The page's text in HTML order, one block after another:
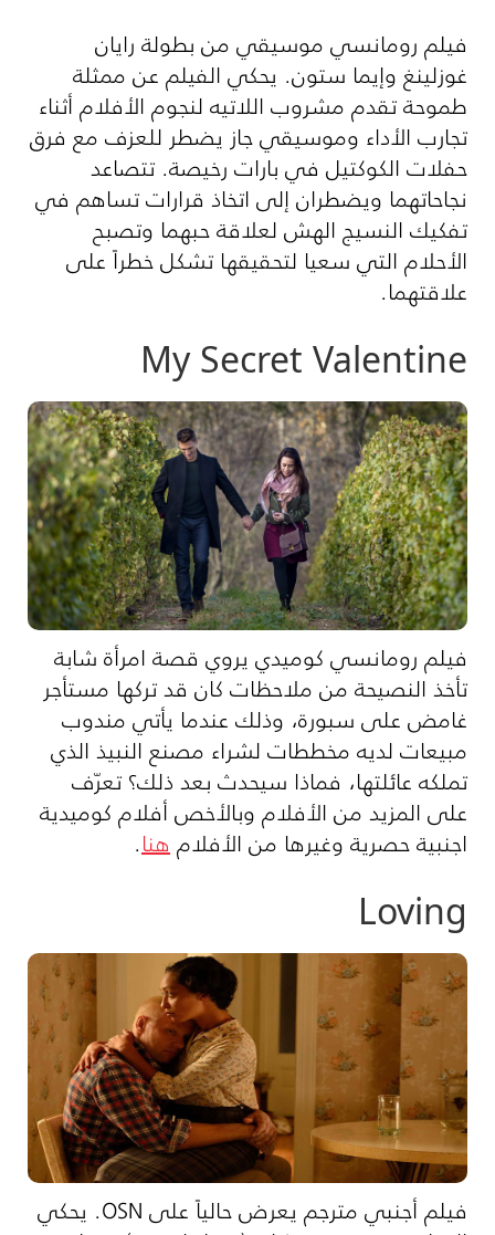
فيلم رومانسي موسيقي من بطولة رايان
غوزلينغ وإيما ستون. يحكي الفيلم عن ممثلة
طموحة تقدم مشروب اللاتيه لنجوم الأفلام أثناء
تجارب الأداء وموسيقي جاز يضطر للعزف مع فرق
حفلات الكوكتيل في بارات رخيصة. تتصاعد
نجاحاتهما ويضطران إلى اتخاذ قرارات تساهم في
تفكيك النسيج الهش لعلاقة حبهما وتصبح
الأحلام التي سعيا لتحقيقها تشكل خطراً على
علاقتهما.
My Secret Valentine
فيلم رومانسي كوميدي يروي قصة امرأة شابة
تأخذ النصيحة من ملاحظات كان قد تركها مستأجر
غامض على سبورة، وذلك عندما يأتي مندوب
مبيعات لديه مخططات لشراء مصنع النبيذ الذي
تملكه عائلتها، فماذا سيحدث بعد ذلك؟ تعرّف
على المزيد من الأفلام وبالأخص أفلام كوميدية
اجنبية حصرية وغيرها من الأفلامهنا.
Loving
فيلم أجنبي مترجم يعرض حالياً على OSN. يحكي